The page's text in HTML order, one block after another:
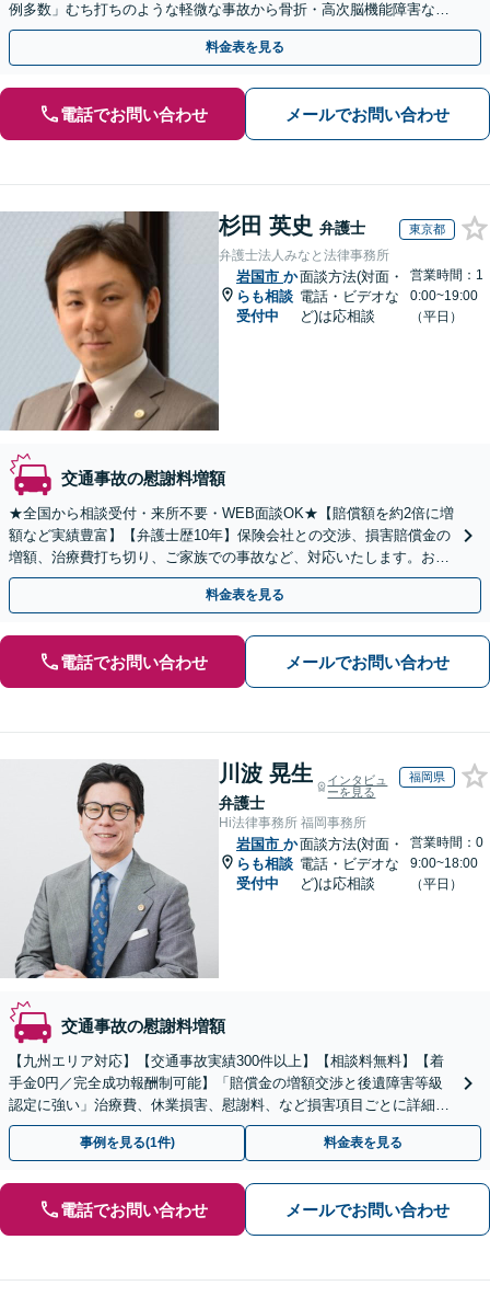
例多数」むち打ちのような軽微な事故から骨折・高次脳機能障害など
の重症事故まで、事故の規模に関わらず対応いたします
料金表を見る
電話でお問い合わせ メールでお問い合わせ
杉田 英史 弁護士 東京都
弁護士法人みなと法律事務所
岩国市 か
らも相談
受付中
面談方法(対面・
電話・ビデオな
ど)は応相談
営業時間：1
0:00~19:00
（平日）
交通事故の慰謝料増額
★全国から相談受付・来所不要・WEB面談OK★【賠償額を約2倍に増
額など実績豊富】【弁護士歴10年】保険会社との交渉、損害賠償金の
増額、治療費打ち切り、ご家族での事故など、対応いたします。お早
めにご相談ください【初回相談・着手金無料】
料金表を見る
電話でお問い合わせ メールでお問い合わせ
川波 晃生
弁護士
インタビュ
ーを見る
福岡県
Hi法律事務所 福岡事務所
岩国市 か
らも相談
受付中
面談方法(対面・
電話・ビデオな
ど)は応相談
営業時間：0
9:00~18:00
（平日）
交通事故の慰謝料増額
【九州エリア対応】【交通事故実績300件以上】【相談料無料】【着
手金0円／完全成功報酬制可能】「賠償金の増額交渉と後遺障害等級
認定に強い」治療費、休業損害、慰謝料、など損害項目ごとに詳細な
検討を行い、適正な賠償額を確保できるよう全力で対応
事例を見る(1件) 料金表を見る
電話でお問い合わせ メールでお問い合わせ